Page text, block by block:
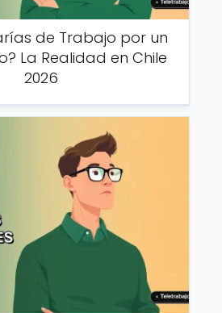
de Trabajo por un
La Realidad en Chile
2026